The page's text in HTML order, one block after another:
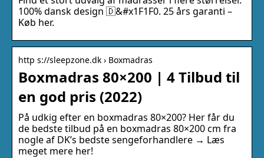
100% dansk design 🇩&#x1F1F0. 25 års garanti –
Køb her.
http s://sleepzone.dk › Boxmadras
Boxmadras 80×200 | 4 Tilbud til
en god pris (2022)
På udkig efter en boxmadras 80×200? Her får du
de bedste tilbud på en boxmadras 80×200 cm fra
nogle af DK’s bedste sengeforhandlere → Læs
meget mere her!